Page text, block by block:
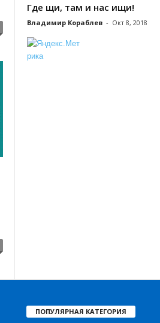
Где щи, там и нас ищи!
Владимир Кораблев - Окт 8, 2018
ПОПУЛЯРНАЯ КАТЕГОРИЯ